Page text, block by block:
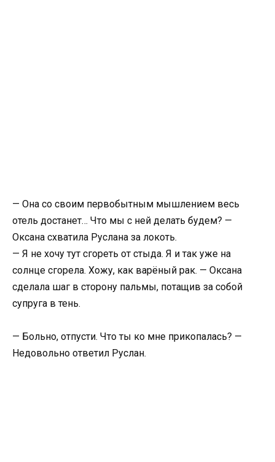
— Она со своим первобытным мышлением весь
отель достанет… Что мы с ней делать будем? —
Оксана схватила Руслана за локоть.
— Я не хочу тут сгореть от стыда. Я и так уже на
солнце сгорела. Хожу, как варёный рак. — Оксана
сделала шаг в сторону пальмы, потащив за собой
супруга в тень.
— Больно, отпусти. Что ты ко мне прикопалась? —
Недовольно ответил Руслан.